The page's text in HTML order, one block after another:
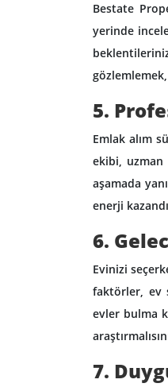
Bestate
yerinde
5.
Emlak alım
ekibi, uzman
aşamada
enerji
6.
Evinizi
faktörler, ev
evler bulma
7.